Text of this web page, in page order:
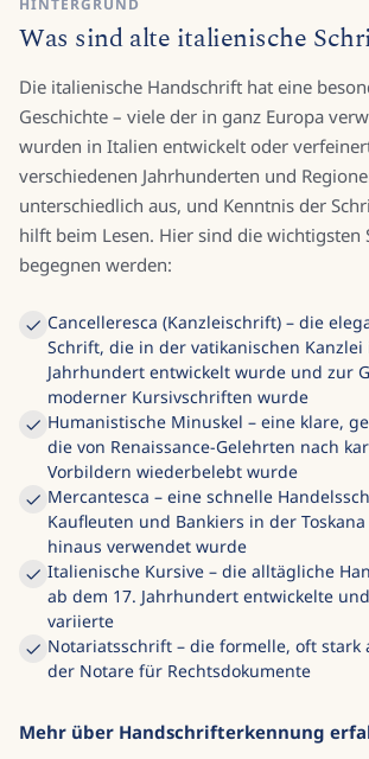
HINTERGRUND
Was sind alte italienische
Die italienische Handschrift hat eine
Geschichte – viele der in ganz Europa
wurden in Italien entwickelt oder
verschiedenen Jahrhunderten und
unterschiedlich aus, und Kenntnis der
hilft beim Lesen. Hier sind die wichtigsten
begegnen werden:
Cancelleresca (Kanzleischrift) – die
Schrift, die in der vatikanischen Kanzlei
Jahrhundert entwickelt wurde und zur
moderner Kursivschriften wurde
Humanistische Minuskel – eine klare,
die von Renaissance-Gelehrten nach
Vorbildern wiederbelebt wurde
Mercantesca – eine schnelle
Kaufleuten und Bankiers in der
hinaus verwendet wurde
Italienische Kursive – die alltägliche
ab dem 17. Jahrhundert entwickelte
variierte
Notariatsschrift – die formelle, oft stark
der Notare für Rechtsdokumente
Mehr über Handschrifterkennung